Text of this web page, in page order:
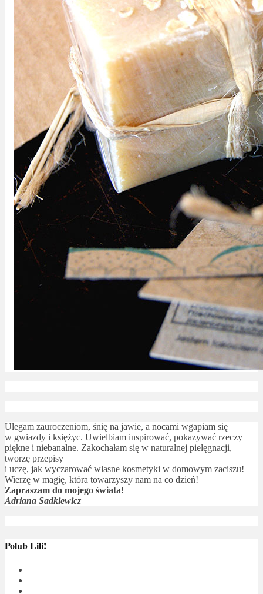
Ulegam zauroczeniom, śnię na jawie, a nocami wgapiam się
w gwiazdy i księżyc. Uwielbiam inspirować, pokazywać rzeczy
piękne i niebanalne. Zakochałam się w naturalnej pielęgnacji,
tworzę przepisy
i uczę, jak wyczarować własne kosmetyki w domowym zaciszu!
Wierzę w magię, która towarzyszy nam na co dzień!
Zapraszam do mojego świata!
Adriana Sadkiewicz
Polub Lili!